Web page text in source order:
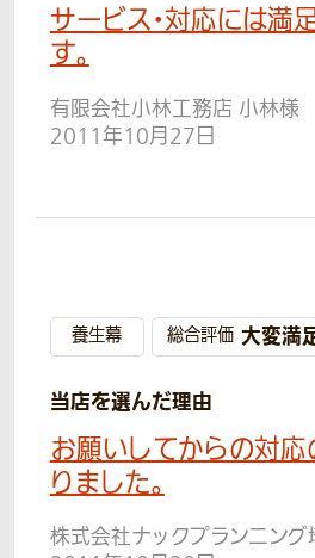
サービス・対応には満
す。
有限会社小林工務店 小林様
2011年10月27日
養生幕 総合評価 大変満
当店を選んだ理由
お願いしてからの対
りました。
株式会社ナックプランニン